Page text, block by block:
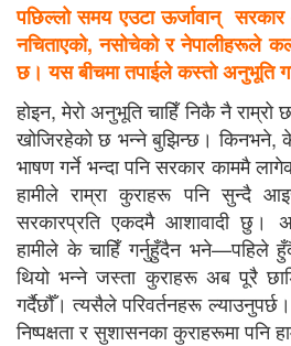
पछिल्लो समय एउटा ऊर्जावान्
नचिताएको, नसोचेको र नेपालीहरूले
छ। यस बीचमा तपाईले कस्तो अनुभूति
होइन, मेरो अनुभूति चाहिँ निकै नै
खोजिरहेको छ भन्ने बुझिन्छ। किनभने,
भाषण गर्ने भन्दा पनि सरकार काममै
हामीले राम्रा कुराहरू पनि सुन्दै
सरकारप्रति एकदमै आशावादी छु।
हामीले के चाहिँ गर्नुहुँदैन भने—पहिले
थियो भन्ने जस्ता कुराहरू अब पूरै
गर्दैछौँ। त्यसैले परिवर्तनहरू ल्याउनुपर्छ।
निष्पक्षता र सुशासनका कुराहरूमा पनि